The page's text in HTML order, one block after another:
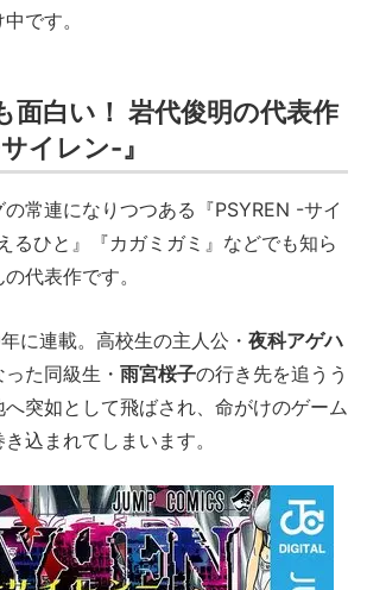
です。
面白い！ 岩代俊明の代表作
イレン-』
常連になりつつある『PSYREN -サイ
るひと』『カガミガミ』などでも知ら
代表作です。
に連載。高校生の主人公・ 夜科アゲハ
た同級生・ 雨宮桜子の行き先を追うう
突如として飛ばされ、命がけのゲーム
き込まれてしまいます。